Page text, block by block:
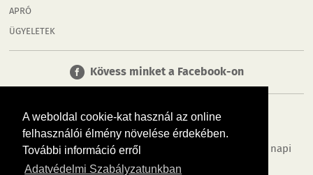
A weboldal cookie-kat használ az online
felhasználói élmény növelése érdekében.
További információ erről
Adatvédelmi Szabályzatunkban
APRÓ
ÜGYELETEK
Kövess minket a Facebook-on
Tudj meg többet városodról! Hírek, programok, képek, napi
menü, cégek…. és minden, ami Rábaköz